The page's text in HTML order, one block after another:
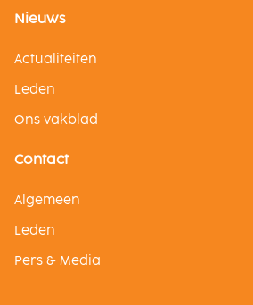
Nieuws
Actualiteiten
Leden
Ons vakblad
Contact
Algemeen
Leden
Pers & Media